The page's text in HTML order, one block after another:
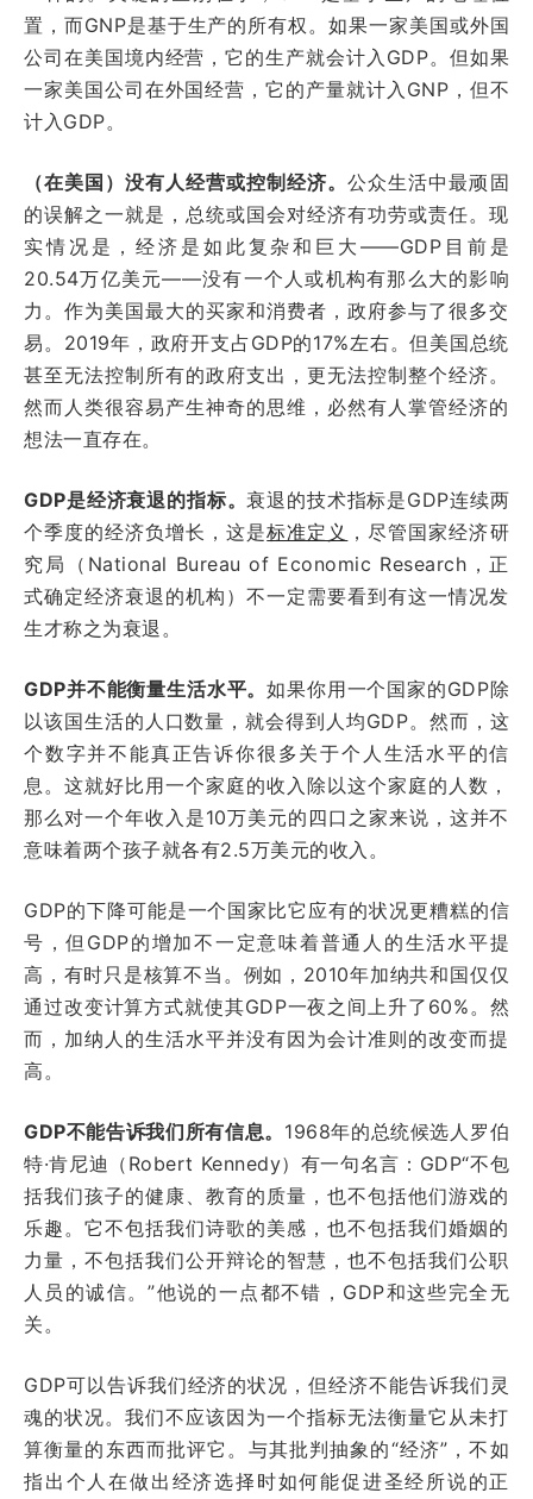
置，而GNP是基于生产的所有权。如果一家美国或外国
公司在美国境内经营，它的生产就会计入GDP。但如果
一家美国公司在外国经营，它的产量就计入GNP，但不
计入GDP。
（在美国）没有人经营或控制经济。公众生活中最顽固
的误解之一就是，总统或国会对经济有功劳或责任。现
实情况是，经济是如此复杂和巨大——GDP目前是
20.54万亿美元——没有一个人或机构有那么大的影响
力。作为美国最大的买家和消费者，政府参与了很多交
易。2019年，政府开支占GDP的17%左右。但美国总统
甚至无法控制所有的政府支出，更无法控制整个经济。
然而人类很容易产生神奇的思维，必然有人掌管经济的
想法一直存在。
GDP是经济衰退的指标。 衰退的技术指标是GDP连续两
个季度的经济负增长，这是标准定义 ，尽管国家经济研
究局（National Bureau of Economic Research，正
式确定经济衰退的机构）不一定需要看到有这一情况发
生才称之为衰退。
GDP并不能衡量生活水平。如果你用一个国家的GDP除
以该国生活的人口数量，就会得到人均GDP。然而，这
个数字并不能真正告诉你很多关于个人生活水平的信
息。这就好比用一个家庭的收入除以这个家庭的人数，
那么对一个年收入是10万美元的四口之家来说，这并不
意味着两个孩子就各有2.5万美元的收入。
GDP的下降可能是一个国家比它应有的状况更糟糕的信
号，但GDP的增加不一定意味着普通人的生活水平提
高，有时只是核算不当。例如，2010年加纳共和国仅仅
通过改变计算方式就使其GDP一夜之间上升了60%。然
而，加纳人的生活水平并没有因为会计准则的改变而提
高。
GDP不能告诉我们所有信息。 1968年的总统候选人罗伯
特·肯尼迪（Robert Kennedy）有一句名言：GDP“不包
括我们孩子的健康、教育的质量，也不包括他们游戏的
乐趣。它不包括我们诗歌的美感，也不包括我们婚姻的
力量，不包括我们公开辩论的智慧，也不包括我们公职
人员的诚信。”他说的一点都不错，GDP和这些完全无
关。
GDP可以告诉我们经济的状况，但经济不能告诉我们灵
魂的状况。我们不应该因为一个指标无法衡量它从未打
算衡量的东西而批评它。与其批判抽象的“经济”，不如
指出个人在做出经济选择时如何能促进圣经所说的正